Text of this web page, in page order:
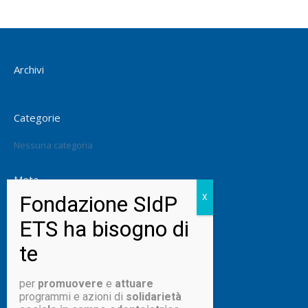
Archivi
Categorie
Nessuna categoria
Meta
Accedi
Feed dei contenuti
WordPress.org
per promuovere e attuare
programmi e azioni di solidarietà